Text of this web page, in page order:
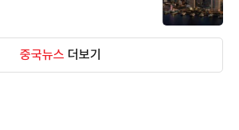
중국뉴스 더보기